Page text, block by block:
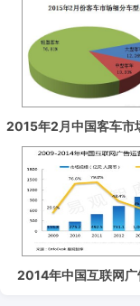
趋势分析预
2015年2月中国客车市
计分析
2014年中国互联网广